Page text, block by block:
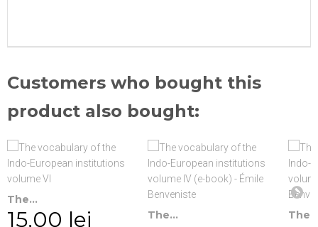
Customers who bought this
product also bought:
The...
15,00 lei The... The...